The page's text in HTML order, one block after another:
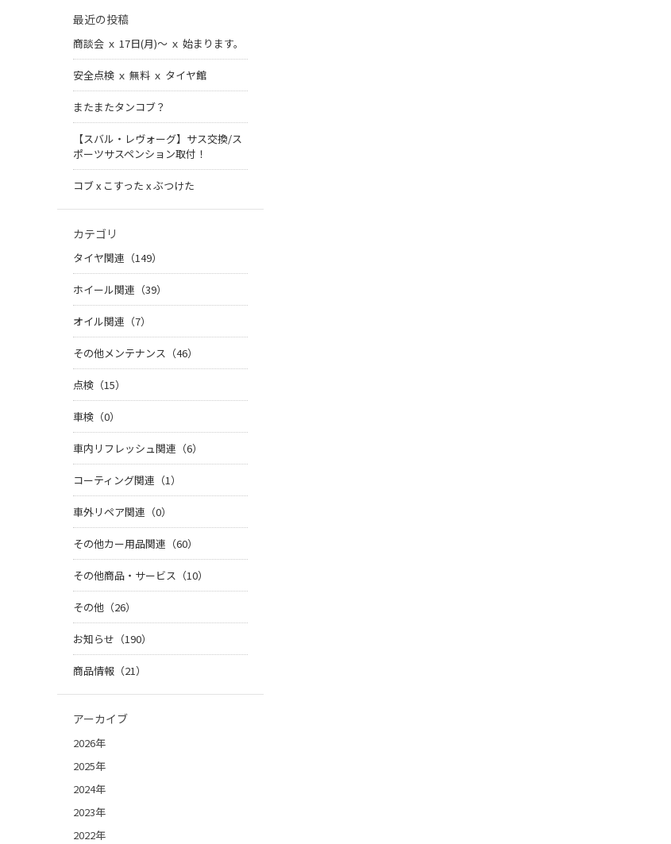
最近の投稿
商談会 ｘ 17日(月)～ ｘ 始まります。
安全点検 ｘ 無料 ｘ タイヤ館
またまたタンコブ？
【スバル・レヴォーグ】サス交換/ス
ポーツサスペンション取付！
コブ x こすった x ぶつけた
カテゴリ
タイヤ関連（149）
ホイール関連（39）
オイル関連（7）
その他メンテナンス（46）
点検（15）
車検（0）
車内リフレッシュ関連（6）
コーティング関連（1）
車外リペア関連（0）
その他カー用品関連（60）
その他商品・サービス（10）
その他（26）
お知らせ（190）
商品情報（21）
アーカイブ
2026年
2025年
2024年
2023年
2022年